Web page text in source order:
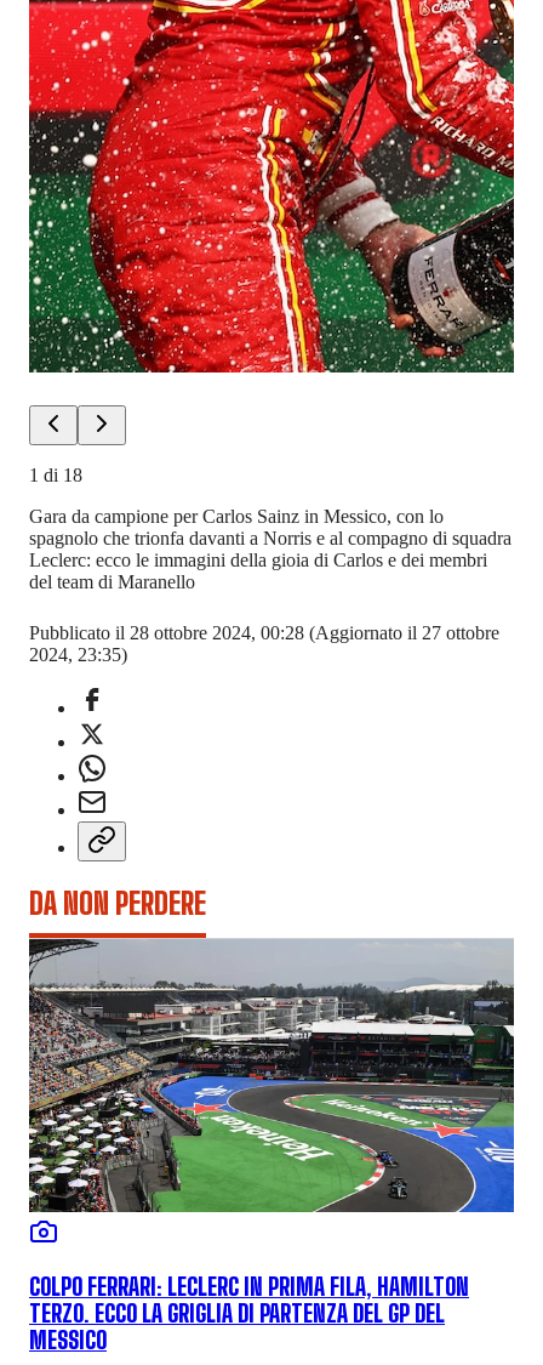
1 di 18
Gara da campione per Carlos Sainz in Messico, con lo
spagnolo che trionfa davanti a Norris e al compagno di squadra
Leclerc: ecco le immagini della gioia di Carlos e dei membri
del team di Maranello
Pubblicato il 28 ottobre 2024, 00:28 (Aggiornato il 27 ottobre
2024, 23:35)
DA NON PERDERE
COLPO FERRARI: LECLERC IN PRIMA FILA, HAMILTON
TERZO. ECCO LA GRIGLIA DI PARTENZA DEL GP DEL
MESSICO